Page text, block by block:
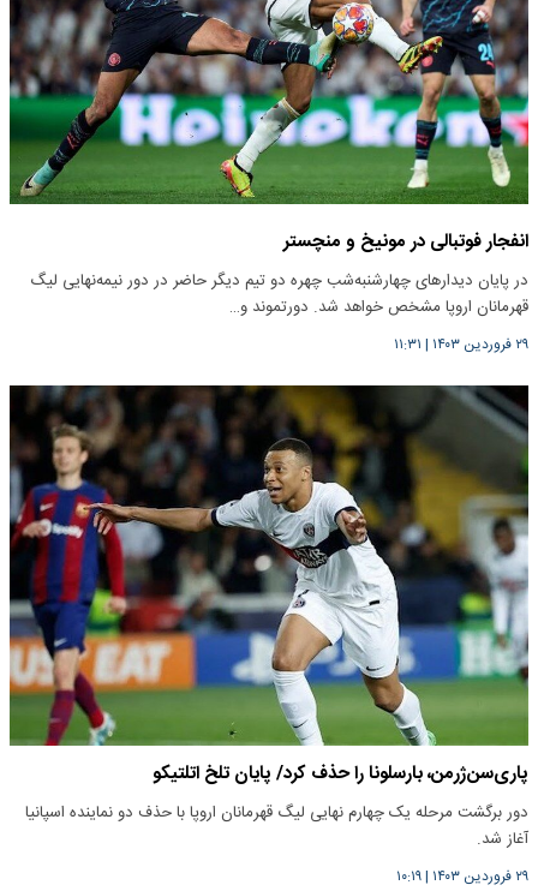
انفجار فوتبالی در مونیخ و منچستر
در پایان دیدارهای چهارشنبه‌شب چهره دو تیم دیگر حاضر در دور نیمه‌نهایی لیگ
قهرمانان اروپا مشخص خواهد شد. دورتموند و…
۲۹ فروردین ۱۴۰۳ | ۱۱:۳۱
پاری‌سن‌ژرمن، بارسلونا را حذف کرد/ پایان تلخ اتلتیکو
دور برگشت مرحله یک چهارم نهایی لیگ قهرمانان اروپا با حذف دو نماینده اسپانیا
آغاز شد.
۲۹ فروردین ۱۴۰۳ |۱۰:۱۹